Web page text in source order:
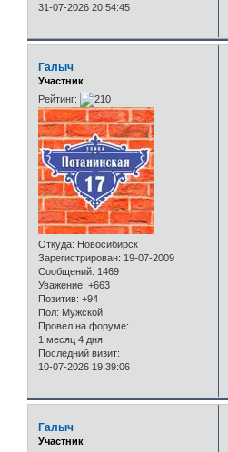
31-07-2026 20:54:45
Галыч
Участник
Рейтинг:
Откуда: Новосибирск
Зарегистрирован: 19-07-2009
Сообщений: 1469
Уважение: +663
Позитив: +94
Пол: Мужской
Провел на форуме:
1 месяц 4 дня
Последний визит:
10-07-2026 19:39:06
Галыч
Участник